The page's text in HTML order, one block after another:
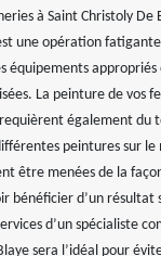
à Saint Christoly De
une opération
équipements
La peinture de vos
également du
peintures sur le
être menées de la
bénéficier d’un résultat
d’un spécialiste
sera l’idéal pour